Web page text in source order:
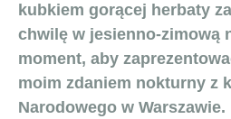
kubkiem gorącej herbaty
chwilę w jesienno-zimową
moment, aby
moim zdaniem nokturny z
Narodowego w